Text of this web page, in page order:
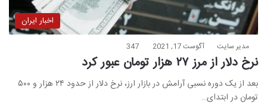
اخبار ایران
مدیر سایت آگوست 17, 2021 347
نرخ دلار از مرز ۲۷ هزار تومان عبور کرد
بعد از یک دوره نسبی آرامش در بازار ارز، نرخ دلار از حدود ۲۴ هزار و ۵۰۰
تومان در ابتدای…